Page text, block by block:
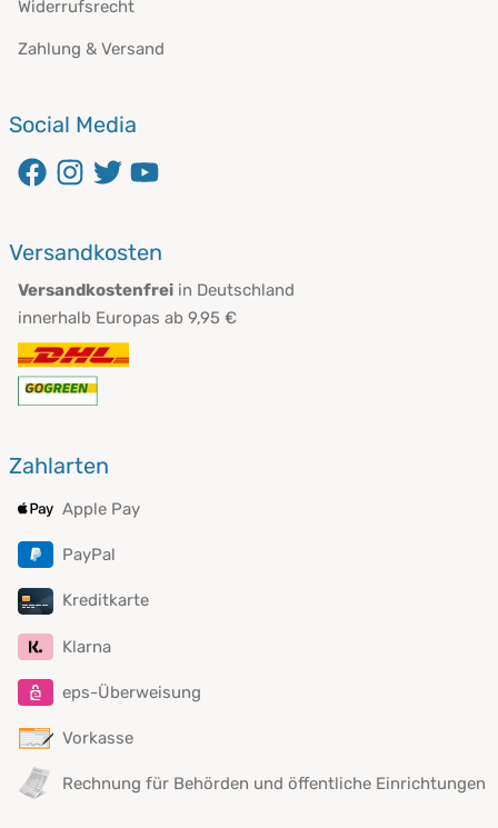
Widerrufsrecht
Zahlung & Versand
Social Media
Versandkosten
Versandkostenfrei in Deutschland
innerhalb Europas ab 9,95 €
Zahlarten
Apple Pay
PayPal
Kreditkarte
Klarna
eps-Überweisung
Vorkasse
Rechnung für Behörden und öffentliche Einrichtungen